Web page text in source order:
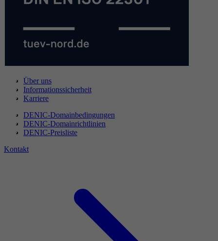
Über uns
Informationssicherheit
Karriere
DENIC-Domainbedingungen
DENIC-Domainrichtlinien
DENIC-Preisliste
Kontakt